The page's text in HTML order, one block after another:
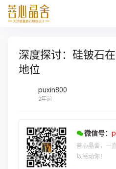
深度探讨：硅铍石
地位
puxin800
2年前
微信号：
菩心晶舍，一
以感动你！